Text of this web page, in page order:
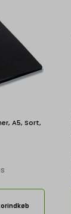
A5, Sort,